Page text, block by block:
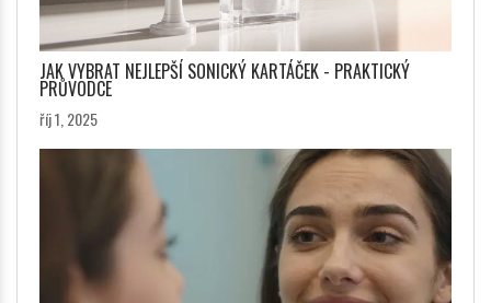
JAK VYBRAT NEJLEPŠÍ SONICKÝ KARTÁČEK - PRAKTICKÝ
PRŮVODCE
říj 1, 2025